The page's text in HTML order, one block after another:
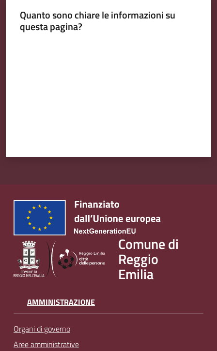
Quanto sono chiare le informazioni su
questa pagina?
Comune di
Reggio
Emilia
AMMINISTRAZIONE
Organi di governo
Aree amministrative